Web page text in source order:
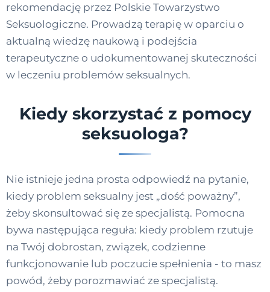
rekomendację przez Polskie Towarzystwo
Seksuologiczne. Prowadzą terapię w oparciu o
aktualną wiedzę naukową i podejścia
terapeutyczne o udokumentowanej skuteczności
w leczeniu problemów seksualnych.
Kiedy skorzystać z pomocy
seksuologa?
Nie istnieje jedna prosta odpowiedź na pytanie,
kiedy problem seksualny jest „dość poważny”,
żeby skonsultować się ze specjalistą. Pomocna
bywa następująca reguła: kiedy problem rzutuje
na Twój dobrostan, związek, codzienne
funkcjonowanie lub poczucie spełnienia - to masz
powód, żeby porozmawiać ze specjalistą.